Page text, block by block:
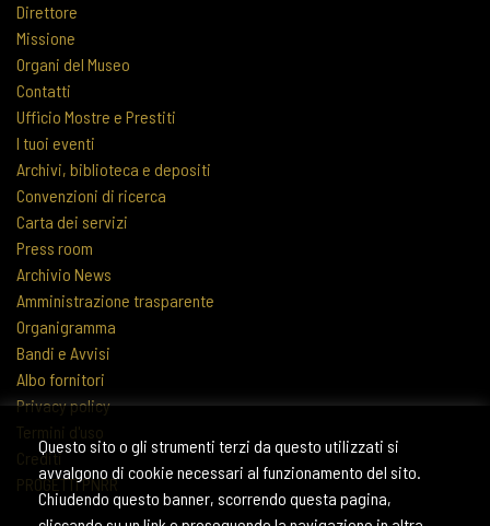
Questo sito o gli strumenti terzi da questo utilizzati si
avvalgono di cookie necessari al funzionamento del sito.
Chiudendo questo banner, scorrendo questa pagina,
Direttore
Missione
Organi del Museo
Contatti
Ufficio Mostre e Prestiti
I tuoi eventi
Archivi, biblioteca e depositi
Convenzioni di ricerca
Carta dei servizi
Press room
Archivio News
Amministrazione trasparente
Organigramma
Bandi e Avvisi
Albo fornitori
Privacy policy
Termini d'uso
Crediti
PROGETTI PNRR